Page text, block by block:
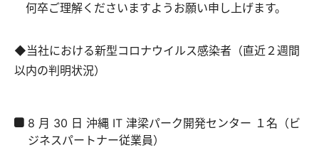
何卒ご理解くださいますようお願い申し上げます。
◆当社における新型コロナウイルス感染者（直近２週間
以内の判明状況）
8 月 30 日 沖縄 IT 津梁パーク開発センター １名（ビ
ジネスパートナー従業員）